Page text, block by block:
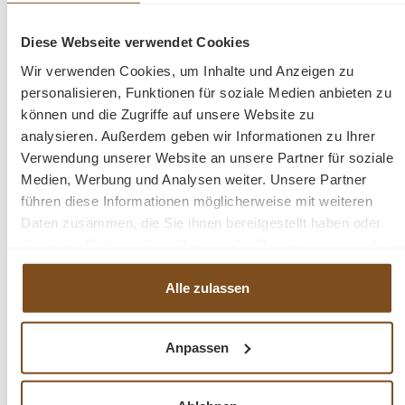
Diese Webseite verwendet Cookies
Wir verwenden Cookies, um Inhalte und Anzeigen zu
personalisieren, Funktionen für soziale Medien anbieten zu
können und die Zugriffe auf unsere Website zu
analysieren. Außerdem geben wir Informationen zu Ihrer
Verwendung unserer Website an unsere Partner für soziale
Medien, Werbung und Analysen weiter. Unsere Partner
führen diese Informationen möglicherweise mit weiteren
Daten zusammen, die Sie ihnen bereitgestellt haben oder
haben.
Alle zulassen
Anpassen
Abmessungen: H/B/T: ca. 210 x 187 x 70 cm mit Kranz
Teakholz recycelt
Farbe: Teakholz natur; gebürstet
zerlegbar
ein handgefertigtes Unikat
Fragen zum Produkt?
Menü schließen
Produktinformationen "Teak Schrank Louvre
Dieser Teak Schrank ist ein zeitloses Möbelstück, welches überall in Ihrem